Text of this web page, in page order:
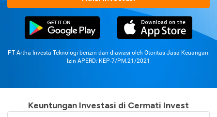
PT Artha Investa Teknologi berizin dan diawasi oleh Otoritas Jasa Keuangan.
Izin APERD: KEP-7/PM.21/2021
Keuntungan Investasi di Cermati Invest